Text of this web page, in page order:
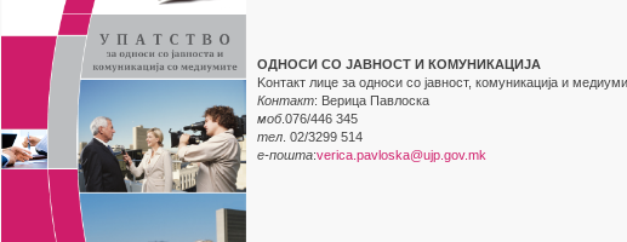
ОДНОСИ СО ЈАВНОСТ И КОМУНИКАЦИЈА
Kонтакт лице за односи со јавност, комуникација и медиуми
Контакт: Верица Павлоска
моб.076/446 345
тел . 02/3299 514
е-пошта:verica.pavloska@ujp.gov.mk